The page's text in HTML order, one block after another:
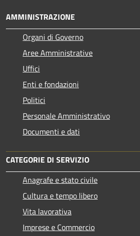
AMMINISTRAZIONE
Organi di Governo
Aree Amministrative
Uffici
Enti e fondazioni
Politici
Personale Amministrativo
Documenti e dati
CATEGORIE DI SERVIZIO
Anagrafe e stato civile
Cultura e tempo libero
Vita lavorativa
Imprese e Commercio